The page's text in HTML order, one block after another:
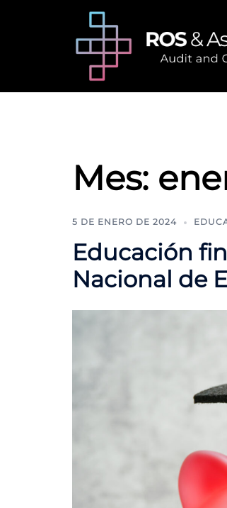
Mes:
5 DE ENERO DE 2024
Educación
Nacional de